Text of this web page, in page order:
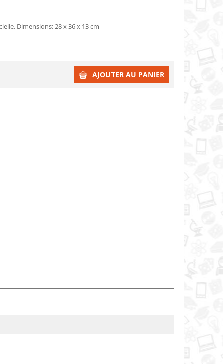
Dimensions: 28 x 36 x 13 cm
AJOUTER AU PANIER